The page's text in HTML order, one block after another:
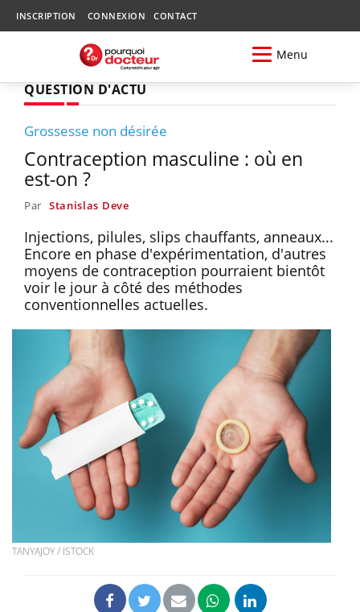
INSCRIPTION CONNEXION CONTACT
Menu
QUESTION D'ACTU
Grossesse non désirée
Contraception masculine : où en
est-on ?
Par Stanislas Deve
Injections, pilules, slips chauffants, anneaux...
Encore en phase d'expérimentation, d'autres
moyens de contraception pourraient bientôt
voir le jour à côté des méthodes
conventionnelles actuelles.
TANYAJOY / ISTOCK